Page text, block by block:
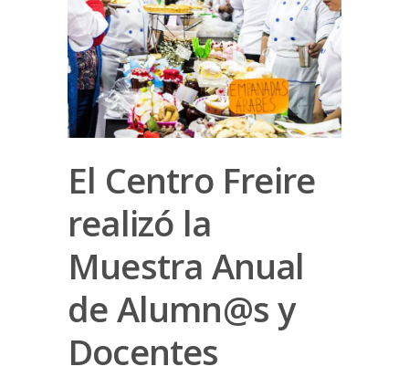
El Centro Freire
realizó la
Muestra Anual
de Alumn@s y
Docentes